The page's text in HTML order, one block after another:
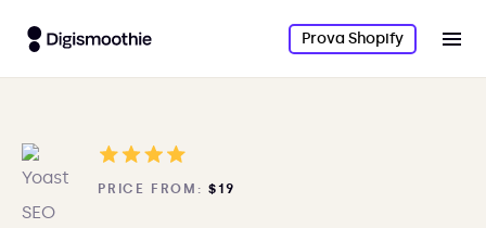
Prova Shopify
PRICE FROM: $19